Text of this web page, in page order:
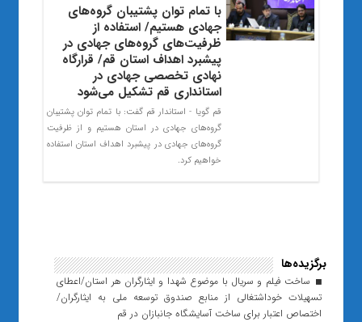
با تمام توان پشتیبان گروه‌های
جهادی هستیم/ استفاده از
ظرفیت‌های گروه‌های جهادی در
پیشبرد اهداف استان قم/ قرارگاه
نهادی تخصصی جهادی در
استانداری قم تشکیل می‌شود
قم گویا - استاندار قم گفت: با تمام توان پشتیبان
گروه‌های جهادی در استان هستیم و از ظرفیت‌
گروه‌های جهادی در پیشبرد اهداف استان استفاده
خواهیم کرد.
برگزیده‌ها
ساخت فیلم و سریال با موضوع شهدا و ایثارگران هر استان/اعطای
تسهیلات خوداشتغالی از منابع صندوق توسعه ملی به ایثارگران/
اختصاص اعتبار برای ساخت آسایشگاه جانبازان در قم